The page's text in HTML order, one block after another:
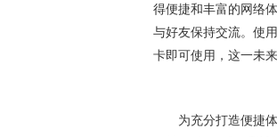
得便捷和丰富的网络
与好友保持交流。使
卡即可使用，这一未
为充分打造便捷